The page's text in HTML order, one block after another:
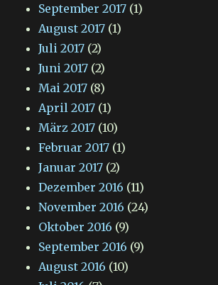
September 2017 (1)
August 2017 (1)
Juli 2017 (2)
Juni 2017 (2)
Mai 2017 (8)
April 2017 (1)
März 2017 (10)
Februar 2017 (1)
Januar 2017 (2)
Dezember 2016 (11)
November 2016 (24)
Oktober 2016 (9)
September 2016 (9)
August 2016 (10)